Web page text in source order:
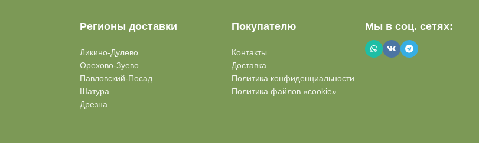
Регионы доставки
Ликино-Дулево
Орехово-Зуево
Павловский-Посад
Шатура
Дрезна
Покупателю
Контакты
Доставка
Политика конфиденциальности
Политика файлов «cookie»
Мы в соц. сетях: